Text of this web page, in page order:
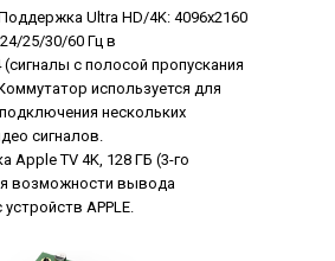
Ultra HD/4K: 4096x2160
25/30/60 Гц в
с полосой пропускания
используется для
нескольких
сигналов.
Apple TV 4K, 128 ГБ (3-го
возможности вывода
APPLE.